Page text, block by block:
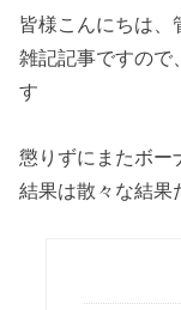
皆様こんにちは、
雑記記事ですので
す
懲りずにまたボー
結果は散々な結果